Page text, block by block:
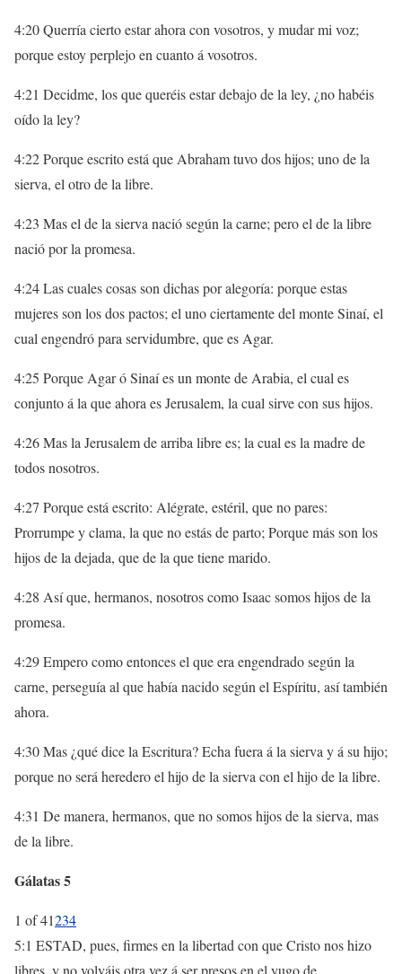
4:20 Querría cierto estar ahora con vosotros, y mudar mi voz;
porque estoy perplejo en cuanto á vosotros.
4:21 Decidme, los que queréis estar debajo de la ley, ¿no habéis
oído la ley?
4:22 Porque escrito está que Abraham tuvo dos hijos; uno de la
sierva, el otro de la libre.
4:23 Mas el de la sierva nació según la carne; pero el de la libre
nació por la promesa.
4:24 Las cuales cosas son dichas por alegoría: porque estas
mujeres son los dos pactos; el uno ciertamente del monte Sinaí, el
cual engendró para servidumbre, que es Agar.
4:25 Porque Agar ó Sinaí es un monte de Arabia, el cual es
conjunto á la que ahora es Jerusalem, la cual sirve con sus hijos.
4:26 Mas la Jerusalem de arriba libre es; la cual es la madre de
todos nosotros.
4:27 Porque está escrito: Alégrate, estéril, que no pares:
Prorrumpe y clama, la que no estás de parto; Porque más son los
hijos de la dejada, que de la que tiene marido.
4:28 Así que, hermanos, nosotros como Isaac somos hijos de la
promesa.
4:29 Empero como entonces el que era engendrado según la
carne, perseguía al que había nacido según el Espíritu, así también
ahora.
4:30 Mas ¿qué dice la Escritura? Echa fuera á la sierva y á su hijo;
porque no será heredero el hijo de la sierva con el hijo de la libre.
4:31 De manera, hermanos, que no somos hijos de la sierva, mas
de la libre.
Gálatas 5
1 of 41234
5:1 ESTAD, pues, firmes en la libertad con que Cristo nos hizo
libres, y no volváis otra vez á ser presos en el yugo de